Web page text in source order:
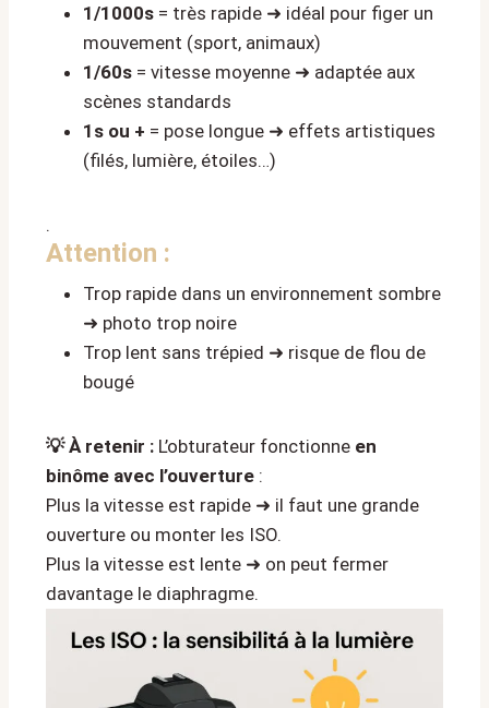
1/1000s = très rapide ➜ idéal pour figer un
mouvement (sport, animaux)
1/60s = vitesse moyenne ➜ adaptée aux
scènes standards
1s ou + = pose longue ➜ effets artistiques
(filés, lumière, étoiles…)
.
Attention :
Trop rapide dans un environnement sombre
➜ photo trop noire
Trop lent sans trépied ➜ risque de flou de
bougé
💡 À retenir : L’obturateur fonctionne en
binôme avec l’ouverture :
Plus la vitesse est rapide ➜ il faut une grande
ouverture ou monter les ISO.
Plus la vitesse est lente ➜ on peut fermer
davantage le diaphragme.